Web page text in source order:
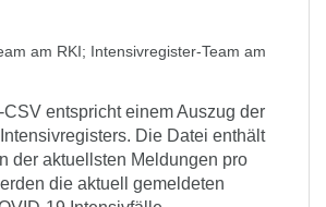
am RKI; Intensivregister-Team am
CSV entspricht einem Auszug der
Die Datei enthält
der aktuellsten Meldungen pro
die aktuell gemeldeten